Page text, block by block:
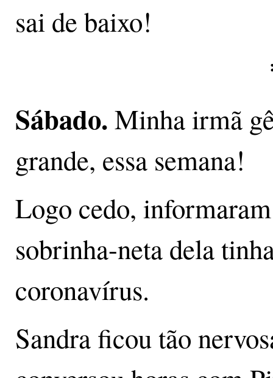
sai de baixo!
Sábado. Minha irmã
grande, essa semana!
Logo cedo,
sobrinha-neta dela
coronavírus.
Sandra ficou tão